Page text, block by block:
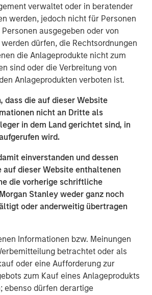
verwaltet oder in beratender
werden, jedoch nicht für Personen
ausgegeben oder von
dürfen, die Rechtsordnungen
die Anlageprodukte nicht zum
sind oder die Verbreitung von
Anlageprodukten verboten ist.
dass die auf dieser Website
nicht an Dritte als
in dem Land gerichtet sind, in
wird.
einverstanden und dessen
auf dieser Website enthaltenen
die vorherige schriftliche
Stanley weder ganz noch
oder anderweitig übertragen
Informationen bzw. Meinungen
betrachtet oder als
oder eine Aufforderung zur
zum Kauf eines Anlageprodukts
ebenso dürfen derartige
Perspectives Q2 Webinar
Perspectives Q1 Webinar
Perspectives Q4 Webinar
Turner, CFA
Director